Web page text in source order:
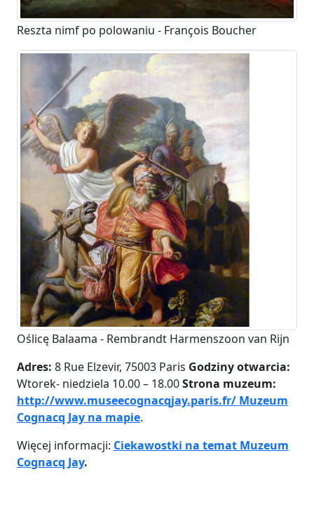
Reszta nimf po polowaniu - François Boucher
Oślicę Balaama - Rembrandt Harmenszoon van Rĳn
Adres: 8 Rue Elzevir, 75003 Paris Godziny otwarcia:
Wtorek- niedziela 10.00 – 18.00Strona muzeum:
http://www.museecognacqjay.paris.fr/ Muzeum
Cognacq Jay na mapie.
Więcej informacji: Ciekawostki na temat Muzeum
Cognacq Jay.